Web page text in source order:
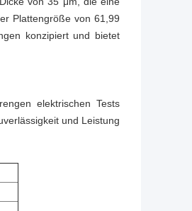
Plattengröße von 61,99
konzipiert und bietet
elektrischen Tests
und Leistung